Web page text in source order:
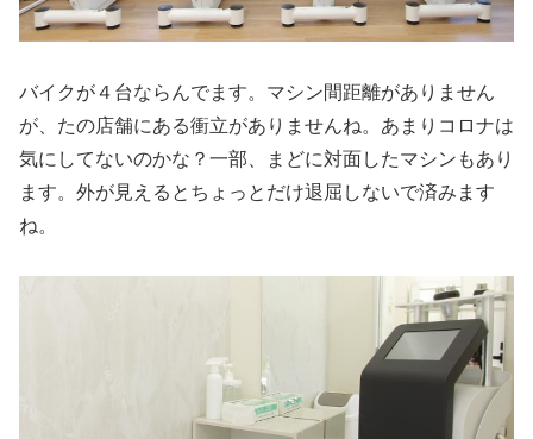
バイクが４台ならんでます。マシン間距離がありません
が、たの店舗にある衝立がありませんね。あまりコロナは
気にしてないのかな？一部、まどに対面したマシンもあり
ます。外が見えるとちょっとだけ退屈しないで済みます
ね。